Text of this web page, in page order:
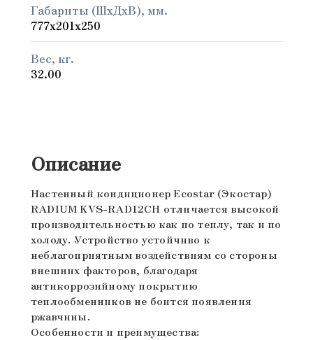
Габариты (ШxДxВ), мм.
777x201x250
Вес, кг.
32.00
Описание
Настенный кондиционерEcostar (Экостар)
RADIUM KVS-RAD12CH отличается высокой
производительностью как по теплу, так и по
холоду. Устройство устойчиво к
неблагоприятным воздействиям со стороны
внешних факторов, благодаря
антикоррозийному покрытию
теплообменников не боится появления
ржавчины.
Особенности и преимущества: